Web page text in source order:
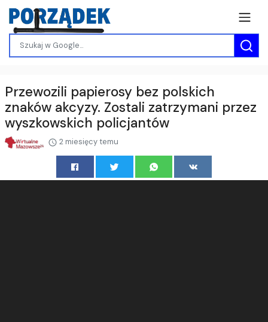
Przewozili papierosy bez polskich
znaków akcyzy. Zostali zatrzymani przez
wyszkowskich policjantów
2 miesięcy temu